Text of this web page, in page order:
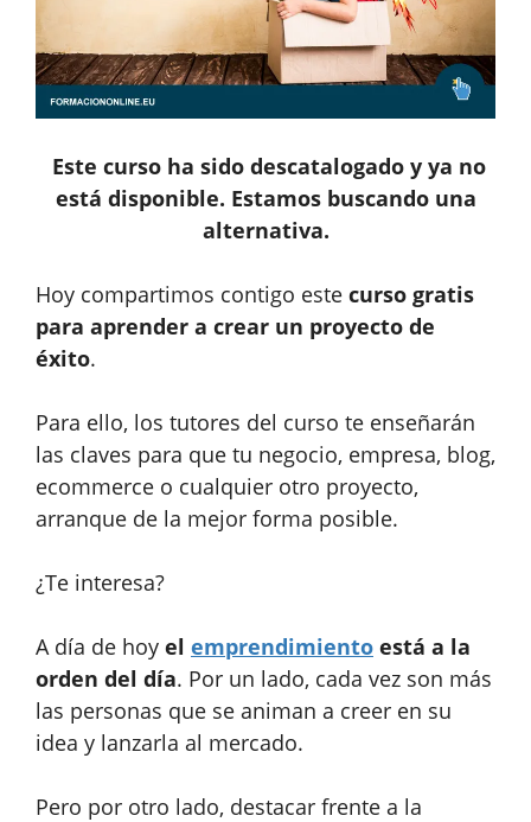
Este curso ha sido descatalogado y ya no
está disponible. Estamos buscando una
alternativa.
Hoy compartimos contigo este curso gratis
para aprender a crear un proyecto de
éxito.
Para ello, los tutores del curso te enseñarán
las claves para que tu negocio, empresa, blog,
ecommerce o cualquier otro proyecto,
arranque de la mejor forma posible.
¿Te interesa?
A día de hoy el emprendimiento está a la
orden del día. Por un lado, cada vez son más
las personas que se animan a creer en su
idea y lanzarla al mercado.
Pero por otro lado, destacar frente a la